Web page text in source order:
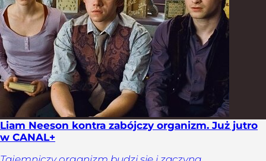
Liam Neeson kontra zabójczy organizm. Już jutro
w CANAL+